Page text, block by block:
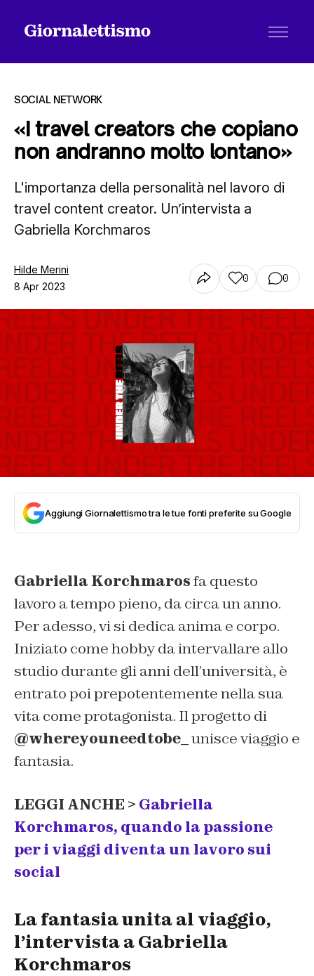
Tutti gli articoli
Chi siamo
Contatti
SOCIAL NETWORK
«I travel creators che copiano
non andranno molto lontano»
L'importanza della personalità nel lavoro di
travel content creator. Un’intervista a
Gabriella Korchmaros
Hilde Merini
8 Apr 2023
0 0
Aggiungi Giornalettismo tra le tue fonti preferite su Google
Gabriella Korchmarosfa questo
lavoro a tempo pieno, da circa un anno.
Per adesso, vi si dedica anima e corpo.
Iniziato come hobby da intervallare allo
studio durante gli anni dell’università, è
entrato poi prepotentemente nella sua
vita come protagonista. Il progetto di
@whereyouneedtobe_ unisce viaggio e
fantasia.
LEGGI ANCHE > Gabriella
Korchmaros, quando la passione
per i viaggi diventa un lavoro sui
social
La fantasia unita al viaggio,
l’intervista a Gabriella
Korchmaros